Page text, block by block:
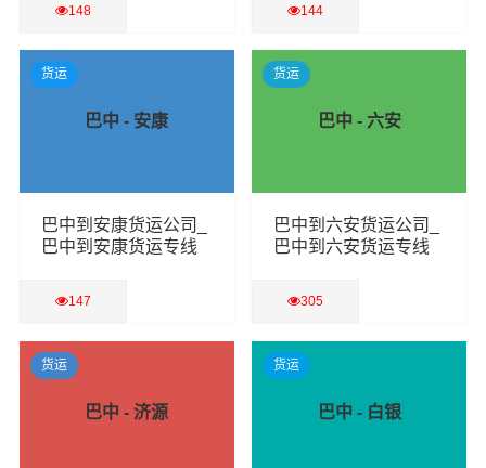
148
查看详细
144
查看详细
巴中 - 安康
巴中到安康货运公司_
巴中到安康货运专线
147
查看详细
货运
巴中 - 六安
巴中到六安货运公司_
巴中到六安货运专线
305
查看详细
货运
巴中 - 济源
货运
巴中 - 白银
货运